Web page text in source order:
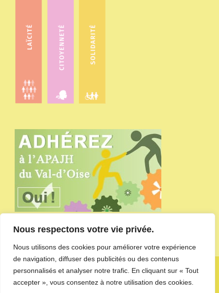
Nous respectons votre vie privée.
Nous utilisons des cookies pour améliorer votre expérience
de navigation, diffuser des publicités ou des contenus
personnalisés et analyser notre trafic. En cliquant sur « Tout
accepter », vous consentez à notre utilisation des cookies.
Copyright APAJH du Val-d'Oise - site administré parl'agence de
communication CDKIT
Mentions Légales et Politique de
confidentialité des données